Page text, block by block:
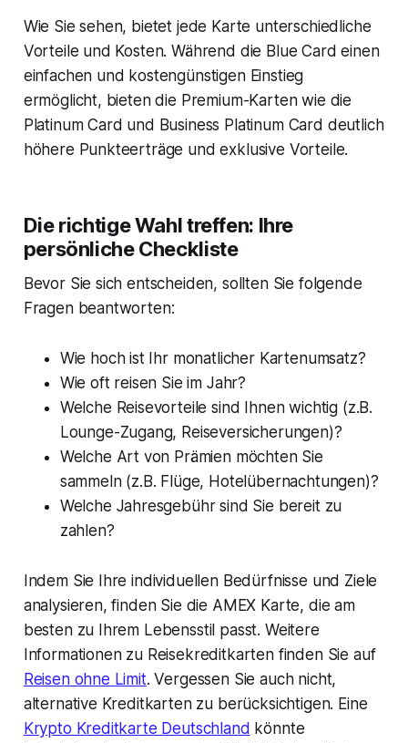
Wie Sie sehen, bietet jede Karte unterschiedliche
Vorteile und Kosten. Während die Blue Card einen
einfachen und kostengünstigen Einstieg
ermöglicht, bieten die Premium-Karten wie die
Platinum Card und Business Platinum Card deutlich
höhere Punkteerträge und exklusive Vorteile.
Die richtige Wahl treffen: Ihre
persönliche Checkliste
Bevor Sie sich entscheiden, sollten Sie folgende
Fragen beantworten:
Wie hoch ist Ihr monatlicher Kartenumsatz?
Wie oft reisen Sie im Jahr?
Welche Reisevorteile sind Ihnen wichtig (z.B.
Lounge-Zugang, Reiseversicherungen)?
Welche Art von Prämien möchten Sie
sammeln (z.B. Flüge, Hotelübernachtungen)?
Welche Jahresgebühr sind Sie bereit zu
zahlen?
Indem Sie Ihre individuellen Bedürfnisse und Ziele
analysieren, finden Sie die AMEX Karte, die am
besten zu Ihrem Lebensstil passt. Weitere
Informationen zu Reisekreditkarten finden Sie auf
Reisen ohne Limit. Vergessen Sie auch nicht,
alternative Kreditkarten zu berücksichtigen. Eine
Krypto Kreditkarte Deutschland könnte